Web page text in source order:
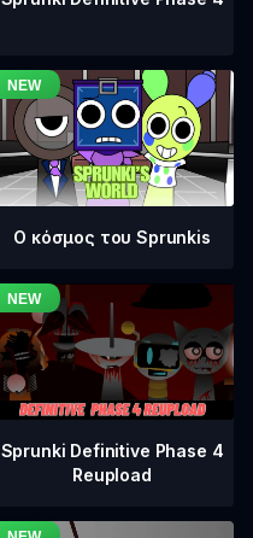
Ο κόσμος του Sprunkis
Sprunki Definitive Phase 4
Reupload